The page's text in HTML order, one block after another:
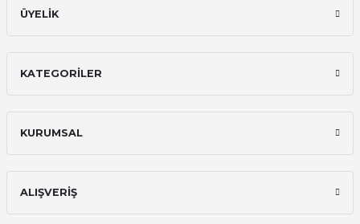
İlk defa alışveriş yaptım ve gayet
ÜYELİK
KATEGORİLER
KURUMSAL
ALIŞVERİŞ